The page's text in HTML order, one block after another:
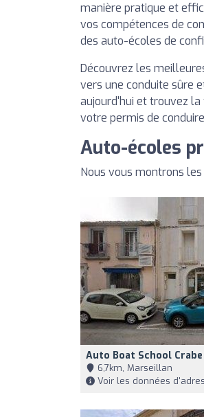
manière pratique et
vos compétences de
des auto-écoles de
Découvrez les
vers une conduite sûre
aujourd'hui et trouvez
votre permis de
Auto-écoles
Nous vous montrons
Auto Boat School Crabe
6,7km, Marseillan
Voir les données